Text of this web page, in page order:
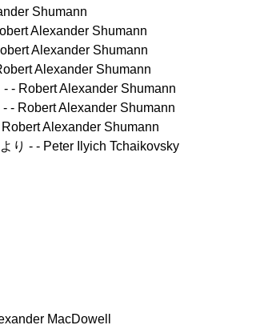
Shumann
Alexander Shumann
Alexander Shumann
Alexander Shumann
- Robert Alexander Shumann
- Robert Alexander Shumann
Alexander Shumann
り - - Peter Ilyich Tchaikovsky
MacDowell